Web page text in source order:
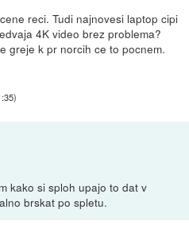
reci. Tudi najnovesi laptop cipi
4K video brez problema?
greje k pr norcih ce to pocnem.
)
kako si sploh upajo to dat v
brskat po spletu.